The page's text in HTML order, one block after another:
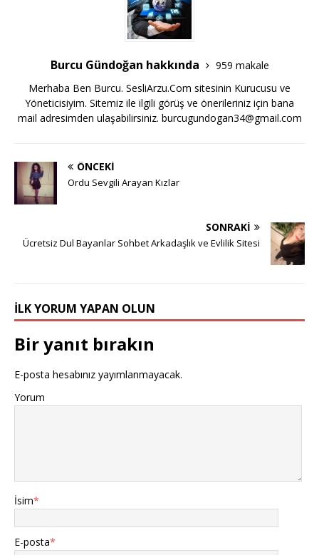
Burcu Gündoğan hakkında
959 makale
Merhaba Ben Burcu. SesliArzu.Com sitesinin Kurucusu ve
Yöneticisiyim. Sitemiz ile ilgili görüş ve önerileriniz için bana
mail adresimden ulaşabilirsiniz. burcugundogan34@gmail.com
ÖNCEKI
Ordu Sevgili Arayan Kızlar
SONRAKI
Ücretsiz Dul Bayanlar Sohbet Arkadaşlık ve Evlilik Sitesi
İLK YORUM YAPAN OLUN
Bir yanıt bırakın
E-posta hesabınız yayımlanmayacak.
Yorum
İsim*
E-posta*